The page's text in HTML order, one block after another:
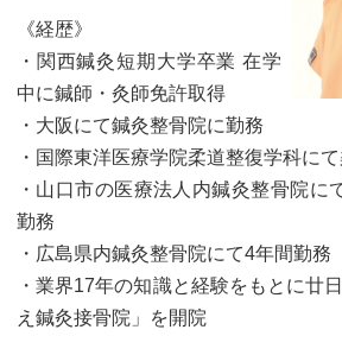
《経歴》
・関西鍼灸短期大学卒業 在学
中に鍼師・灸師免許取得
・大阪にて鍼灸整骨院に勤務
・国際東洋医療学院柔道整復学科に
・山口市の医療法人内鍼灸整骨院に
勤務
・広島県内鍼灸整骨院にて4年間勤務
・業界17年の知識と経験をもとに廿
え鍼灸接骨院」を開院